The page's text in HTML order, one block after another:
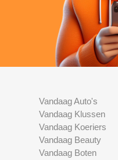
Vandaag Auto's
Vandaag Klussen
Vandaag Koeriers
Vandaag Beauty
Vandaag Boten